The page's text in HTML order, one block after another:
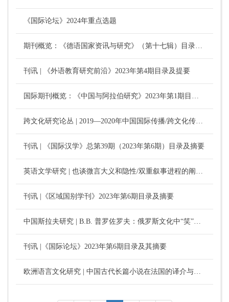
《国际论坛》2024年重点选题
刊讯 | 《外语教育研究前沿》2023年第4期目录及提要
刊讯 | 《国际汉学》总第39期（2023年第6期）目录及摘要
刊讯 |《区域国别学刊》2023年第6期目录及摘要
刊讯 |《国际论坛》2023年第6期目录及其摘要